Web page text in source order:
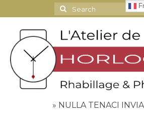
Search
for:
» NULLA TENACI INVIA